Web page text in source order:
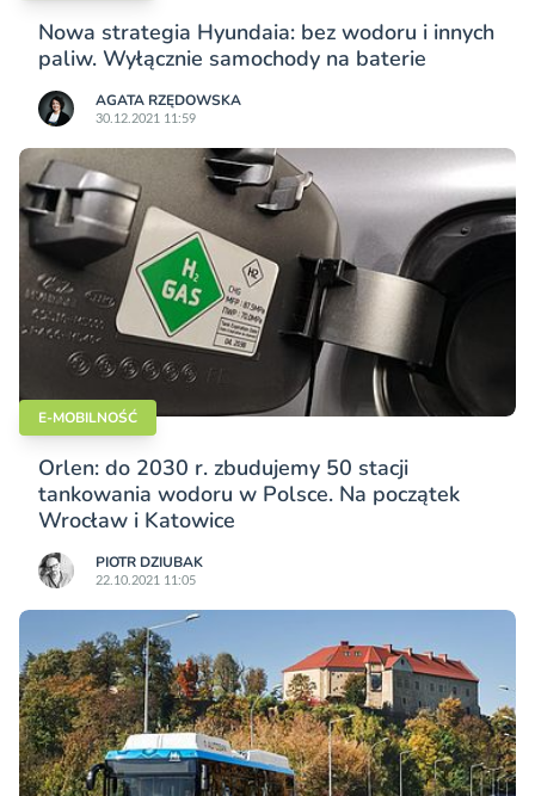
Nowa strategia Hyundaia: bez wodoru i innych
paliw. Wyłącznie samochody na baterie
AGATA RZĘDOWSKA
30.12.2021 11:59
E-MOBILNOŚĆ
Orlen: do 2030 r. zbudujemy 50 stacji
tankowania wodoru w Polsce. Na początek
Wrocław i Katowice
PIOTR DZIUBAK
22.10.2021 11:05